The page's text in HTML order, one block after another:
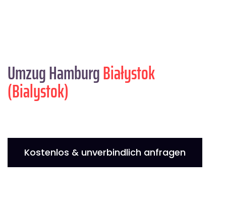
Umzug HamburgBiałystok
(Bialystok)
Kostenlos & unverbindlich anfragen